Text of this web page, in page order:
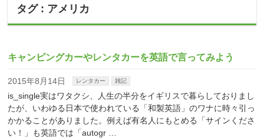
タグ : アメリカ
キャンピングカーやレンタカーを英語で言ってみよう
2015年8月14日 レンタカー 雑記
is_single実はワタクシ、人生の半分をイギリスで暮らしておりまし
たが、いわゆる日本で使われている「和製英語」のワナに時々引っ
かかることがありました。例えば有名人にもとめる「サインくださ
い！」も英語では「autogr …